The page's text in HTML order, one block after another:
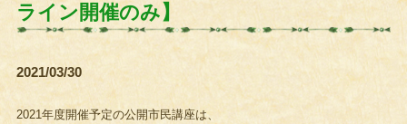
ライン開催のみ】
2021/03/30
2021年度開催予定の公開市民講座は、